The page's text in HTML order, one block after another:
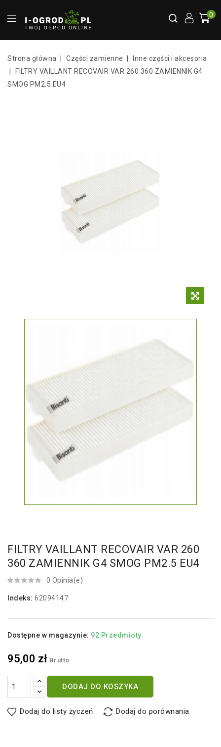
0
Strona główna Części zamienne
Inne części i akcesoria
FILTRY VAILLANT RECOVAIR VAR 260 360 ZAMIENNIK G4
SMOG PM2.5 EU4
FILTRY VAILLANT RECOVAIR VAR 260
360 ZAMIENNIK G4 SMOG PM2.5 EU4
0 Opinia(e)
Indeks: 62094147
Dostępne w magazynie: 92 Przedmioty
95,00 zł Brutto
DODAJ DO KOSZYKA
Dodaj do listy życzeń Dodaj do porównania